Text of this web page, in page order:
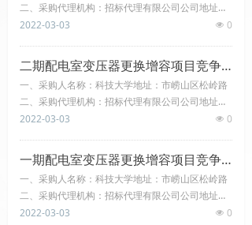
- 中标公告
- 变更公告
- 招标补遗
人才招聘
技术支持
- 资料下载
二、采购代理机构：招标代理有限公司公司地址：
市市北区敦化路大厦三、项目名称：科技大学设备
五、供应商资格要求：（1）具有独立承担民事责
任的能力 （2）具有良好的商业信誉和健全的财务
会计制度；（3）具有履行合同所必需的设备和专
业技术能力；（4）有依法缴纳税收和社会保障资
金的良好记录； （5）参加采
넶 0
2022-03-03
二期配电室变压器更换增容项目竞争性磋商
一、采购人名称：科技大学地址：市崂山区松岭路
二、采购代理机构：招标代理有限公司公司地址：
市市北区敦化路大厦三、项目名称：科技大学设备
五、供应商资格要求：（1）具有独立承担民事责
任的能力 （2）具有良好的商业信誉和健全的财务
会计制度；（3）具有履行合同所必需的设备和专
业技术能力；（4）有依法缴纳税收和社会保障资
金的良好记录； （5）参加采
넶 0
2022-03-03
一期配电室变压器更换增容项目竞争性磋商
一、采购人名称：科技大学地址：市崂山区松岭路
二、采购代理机构：招标代理有限公司公司地址：
市市北区敦化路大厦三、项目名称：科技大学设备
넶 0
2022-03-03